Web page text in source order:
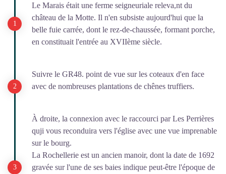
Le Marais était une ferme seigneuriale releva,nt du
château de la Motte. Il n'en subsiste aujourd'hui que la
belle fuie carrée, dont le rez-de-chaussée, formant porche,
en constituait l'entrée au XVIIème siècle.
Suivre le GR48. point de vue sur les coteaux d'en face
avec de nombreuses plantations de chênes truffiers.
À droite, la connexion avec le raccourci par Les Perrières
quji vous reconduira vers l'église avec une vue imprenable
sur le bourg.
La Rochellerie est un ancien manoir, dont la date de 1692
gravée sur l'une de ses baies indique peut-être l'époque de